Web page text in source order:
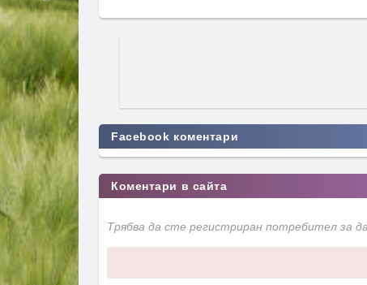
Facebook коментари
Коментари в сайта
Трябва да сте регистриран потребител за